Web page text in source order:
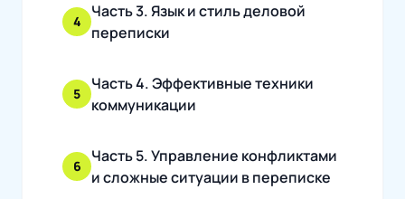
4
Часть 3. Язык и стиль деловой
переписки
5
Часть 4. Эффективные техники
коммуникации
6
Часть 5. Управление конфликтами
и сложные ситуации в переписке